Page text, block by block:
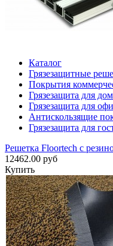
Каталог
Грязезащитные
Покрытия
Грязезащита для
Грязезащита для
Антискользящие
Грязезащита для
Решетка Floortech с
12462.00 руб
Купить